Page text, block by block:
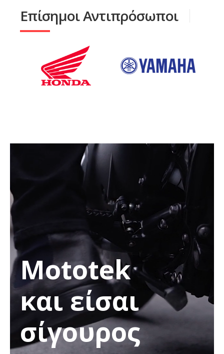
Επίσημοι Αντιπρόσωποι
Mototek
και είσαι
σίγουρος